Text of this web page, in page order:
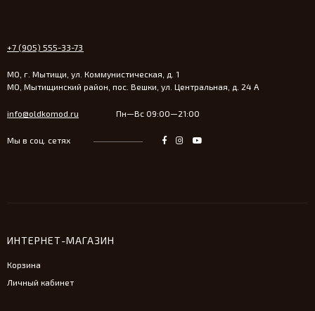
+7 (905) 555-33-73
МО, г. Мытищи, ул. Коммунистическая, д. 1
МО, Мытищинский район, пос. Вешки, ул. Центральная, д. 24 А
info@oldkomod.ru Пн—Вс 09:00—21:00
Мы в соц. сетях
ИНТЕРНЕТ-МАГАЗИН
Корзина
Личный кабинет